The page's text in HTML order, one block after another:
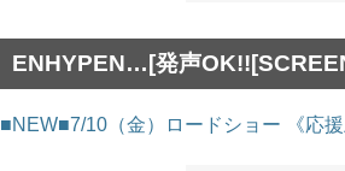
ENHYPEN…[発声
■NEW■7/10（金）ロードショー 《応